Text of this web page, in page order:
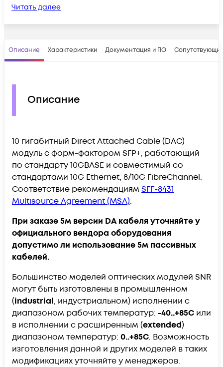
Читать далее
Описание Характеристики Документация и ПО
Описание
10 гигабитный Direct Attached Cable (DAC)
модуль с форм-фактором SFP+, работающий
по стандарту 10GBASE и совместимый со
стандартами 10G Ethernet, 8/10G FibreChannel.
Соответствие рекомендациям SFF-8431
Multisource Agreement (MSA).
При заказе 5м версии DA кабеля уточняйте у
официального вендора оборудования
допустимо ли использование 5м пассивных
кабелей.
Большинство моделей оптических модулей SNR
могут быть изготовлены в промышленном
(industrial, индустриальном) исполнении с
диапазоном рабочих температур: -40..+85С или
в исполнении с расширенным (extended)
диапазоном температур: 0..+85С. Возможность
изготовления данной и других моделей в таких
модификациях уточняйте у менеджеров.